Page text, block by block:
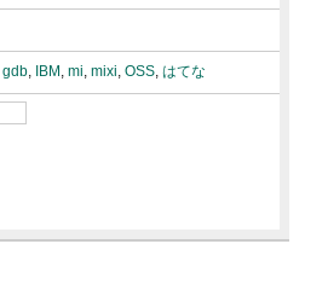
gdb, IBM , mi, mixi, OSS, はてな